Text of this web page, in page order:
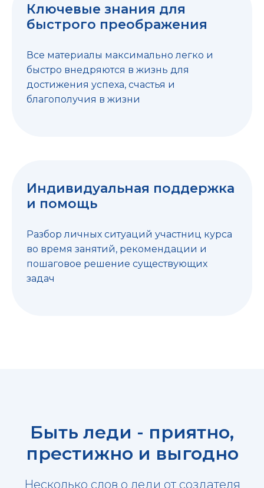
Ключевые знания для
быстрого преображения
Все материалы максимально легко и
быстро внедряются в жизнь для
достижения успеха, счастья и
благополучия в жизни
Индивидуальная поддержка
и помощь
Разбор личных ситуаций участниц курса
во время занятий, рекомендации и
пошаговое решение существующих
задач
Быть леди - приятно,
престижно и выгодно
Несколько слов о леди от создателя